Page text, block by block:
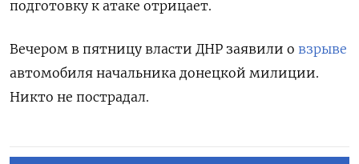
подготовку к атаке отрицает.
Вечером в пятницу власти ДНР заявили о взрыве
автомобиля начальника донецкой милиции.
Никто не пострадал.